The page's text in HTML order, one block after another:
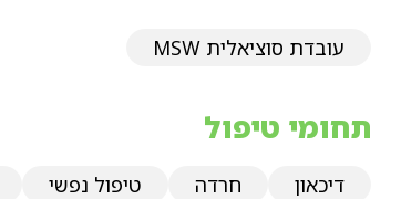
עובדת סוציאלית MSW
תחומי טיפול
דיכאון חרדה טיפול נפשי